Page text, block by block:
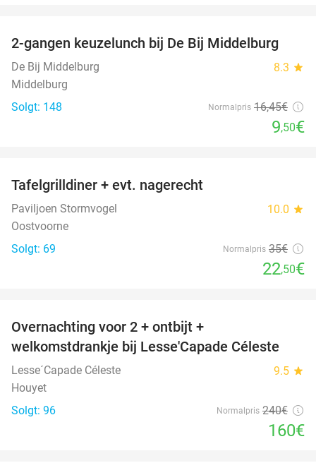
42%
2-gangen keuzelunch bij De Bij Middelburg
De Bij Middelburg 8.3 star
Middelburg
Solgt: 148
Normalpris 16,45€
9,50€
Tafelgrilldiner + evt. nagerecht
Paviljoen Stormvogel 10.0 star
Oostvoorne
Solgt: 69
Normalpris 35€
22,50€
Overnachting voor 2 + ontbijt +
welkomstdrankje bij Lesse'Capade Céleste
Lesse´Capade Céleste 9.5 star
Houyet
Solgt: 96
Normalpris 240€
160€